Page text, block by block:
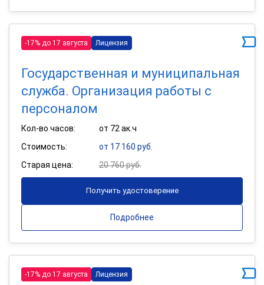
-17% до 17 августа Лицензия
Государственная и муниципальная
служба. Организация работы с
персоналом
Кол-во часов:
от 72 ак.ч
Стоимость:
от 17 160 руб.
Старая цена:
20 760 руб.
Получить удостоверение
Подробнее
-17% до 17 августа Лицензия